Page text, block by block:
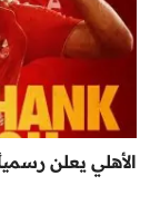
الأهلي يعلن